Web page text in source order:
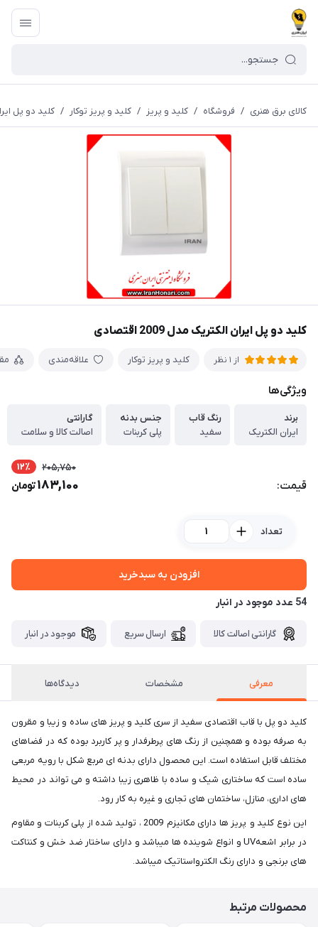
کالای برق هنری / فروشگاه / کلید و پریز / کلید و پریز توکار / کلید دو پل ایران
کلید دو پل ایران الکتریک مدل 2009 اقتصادی
از 1 نظر کلید و پریز توکار علاقه‌مندی
ویژگی‌ها
برند
ایران الکتریک
رنگ قاب
سفید
جنس بدنه
پلی کربنات
گارانتی
اصالت کالا و سلامت
قیمت:
205,750 12٪
183,100تومان
تعداد
افزودن به سبدخرید
54 عدد موجود در انبار
گارانتی اصالت کالا ارسال سریع موجود در انبار
معرفی مشخصات دیدگاه‌ها
کلید دو پل با قاب اقتصادی سفید از سری کلید و پریز های ساده و زیبا و مقرون
به صرفه بوده و همچنین از رنگ های پرطرفدار و پر کاربرد بوده که در فضاهای
مختلف قابل استفاده است. این محصول دارای بدنه ای مربع شکل با رویه مربعی
ساده است که ساختاری شیک و ساده با ظاهری زیبا داشته و می تواند در محیط
های اداری، منازل، ساختمان های تجاری و غیره به کار رود.
این نوع کلید و پریز ها دارای مکانیزم 2009 ، تولید شده از پلی کربنات و مقاوم
در برابر اشعهUV و انواع شوینده ها میباشد و دارای ساختار ضد خش و کنتاکت
های برنجی و دارای رنگ الکترواستاتیک میباشد.
محصولات مرتبط